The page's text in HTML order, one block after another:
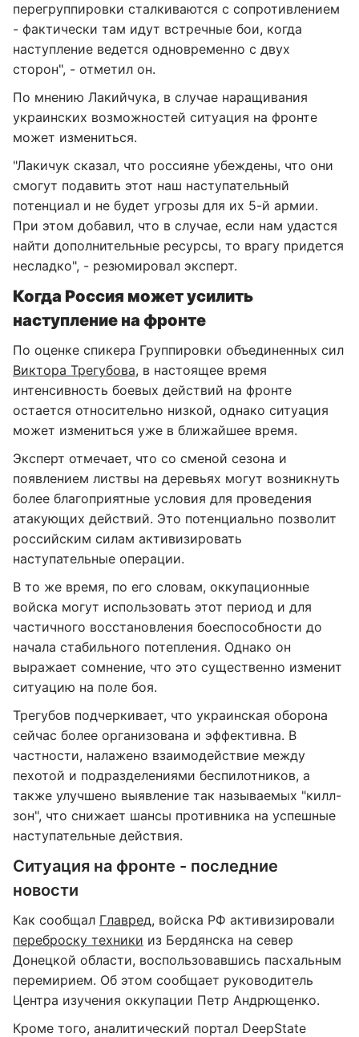
перегруппировки сталкиваются с сопротивлением
- фактически там идут встречные бои, когда
наступление ведется одновременно с двух
сторон", - отметил он.
По мнению Лакийчука, в случае наращивания
украинских возможностей ситуация на фронте
может измениться.
"Лакичук сказал, что россияне убеждены, что они
смогут подавить этот наш наступательный
потенциал и не будет угрозы для их 5-й армии.
При этом добавил, что в случае, если нам удастся
найти дополнительные ресурсы, то врагу придется
несладко", - резюмировал эксперт.
Когда Россия может усилить
наступление на фронте
По оценке спикера Группировки объединенных сил
Виктора Трегубова, в настоящее время
интенсивность боевых действий на фронте
остается относительно низкой, однако ситуация
может измениться уже в ближайшее время.
Эксперт отмечает, что со сменой сезона и
появлением листвы на деревьях могут возникнуть
более благоприятные условия для проведения
атакующих действий. Это потенциально позволит
российским силам активизировать
наступательные операции.
В то же время, по его словам, оккупационные
войска могут использовать этот период и для
частичного восстановления боеспособности до
начала стабильного потепления. Однако он
выражает сомнение, что это существенно изменит
ситуацию на поле боя.
Трегубов подчеркивает, что украинская оборона
сейчас более организована и эффективна. В
частности, налажено взаимодействие между
пехотой и подразделениями беспилотников, а
также улучшено выявление так называемых "килл-
зон", что снижает шансы противника на успешные
наступательные действия.
Ситуация на фронте - последние
новости
Как сообщал Главред, войска РФ активизировали
переброску техники из Бердянска на север
Донецкой области, воспользовавшись пасхальным
перемирием. Об этом сообщает руководитель
Центра изучения оккупации Петр Андрющенко.
Кроме того, аналитический портал DeepState